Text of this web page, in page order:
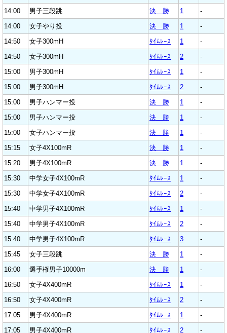
14:00
男子三段跳 決 勝 1
-
14:00
女子やり投 決 勝 1
-
14:50
女子300mH ﾀｲﾑﾚｰｽ 1
-
14:50
女子300mH ﾀｲﾑﾚｰｽ 2
-
15:00
男子300mH ﾀｲﾑﾚｰｽ 1
-
15:00
男子300mH ﾀｲﾑﾚｰｽ 2
-
15:00
男子ハンマー投 決 勝 1
-
15:00
男子ハンマー投 決 勝 1
-
15:00
女子ハンマー投 決 勝 1
-
15:15
女子4X100mR 決 勝 1
-
15:20
男子4X100mR 決 勝 1
-
15:30
中学女子4X100mR ﾀｲﾑﾚｰｽ 1
-
15:30
中学女子4X100mR ﾀｲﾑﾚｰｽ 2
-
15:40
中学男子4X100mR ﾀｲﾑﾚｰｽ 1
-
15:40
中学男子4X100mR ﾀｲﾑﾚｰｽ 2
-
15:40
中学男子4X100mR ﾀｲﾑﾚｰｽ 3
-
15:45
女子三段跳 決 勝 1
-
16:00
選手権男子10000m 決 勝 1
-
16:50
女子4X400mR ﾀｲﾑﾚｰｽ 1
-
16:50
女子4X400mR ﾀｲﾑﾚｰｽ 2
-
17:05
男子4X400mR ﾀｲﾑﾚｰｽ 1
-
17:05
男子4X400mR ﾀｲﾑﾚｰｽ 2 -